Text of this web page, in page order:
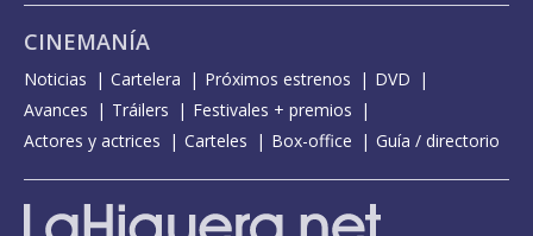
CINEMANÍA
Noticias Cartelera Próximos estrenos
DVD
Avances
Tráilers
Festivales + premios
Actores y actrices
Carteles Box-office Guía / directorio